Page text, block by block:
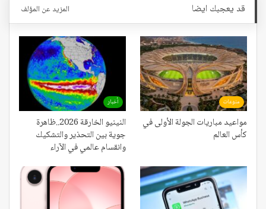
قد يعجبك ايضا المزيد عن المؤلف
منوعات
مواعيد مباريات الجولة الأولى في
كأس العالم
أخبار
النينيو الخارقة 2026..ظاهرة
جوية بين التحذير والتشكيك
وانقسام عالمي في الآراء